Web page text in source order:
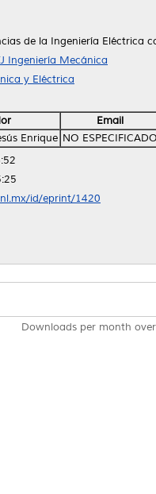
de la Ingeniería Eléctrica
Ingeniería Mecánica
y Eléctrica
Email
Enrique NO
id/eprint/1420
Downloads per month